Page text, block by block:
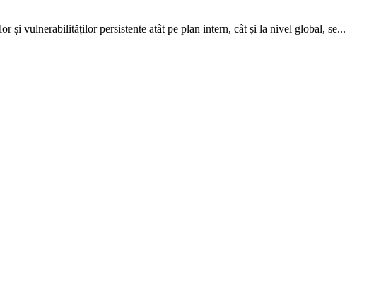
și vulnerabilităților persistente atât pe plan intern, cât și la nivel global, se...